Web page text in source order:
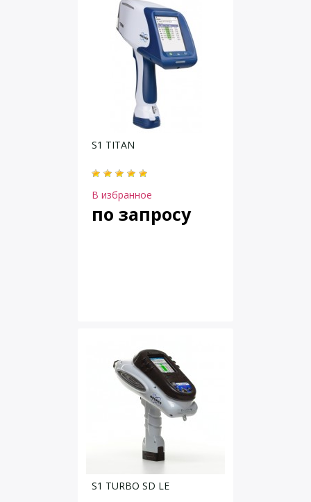
S1 TITAN
В избранное
по запросу
S1 TURBO SD LE